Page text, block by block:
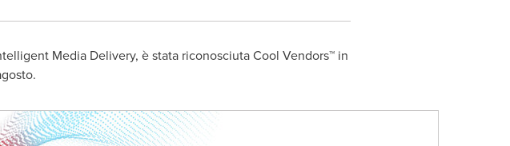
Media Delivery, è stata riconosciuta Cool Vendors™ in